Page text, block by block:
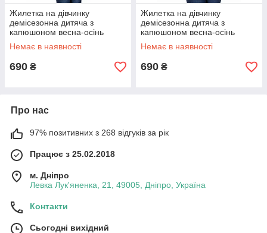
Жилетка на дівчинку
демісезонна дитяча з
капюшоном весна-осінь
ягідна 128-152р
Немає в наявності
690 ₴
Жилетка на дівчинку
демісезонна дитяча з
капюшоном весна-осінь
лавандова 128-152р
Немає в наявності
690 ₴
Про нас
97% позитивних з 268 відгуків за рік
Працює з 25.02.2018
м. Дніпро
Левка Лук'яненка, 21, 49005, Дніпро, Україна
Контакти
Сьогодні вихідний